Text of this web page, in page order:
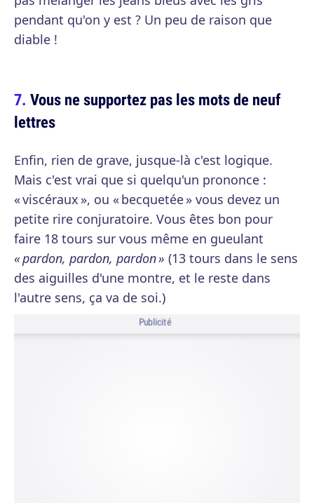
pendant qu'on y est ? Un peu de raison que
diable !
Vous ne supportez pas les mots de neuf
lettres
Enfin, rien de grave, jusque-là c'est logique.
Mais c'est vrai que si quelqu'un prononce :
« viscéraux », ou « becquetée » vous devez un
petite rire conjuratoire. Vous êtes bon pour
faire 18 tours sur vous même en gueulant
« pardon, pardon, pardon » (13 tours dans le sens
des aiguilles d'une montre, et le reste dans
l'autre sens, ça va de soi.)
Publicité